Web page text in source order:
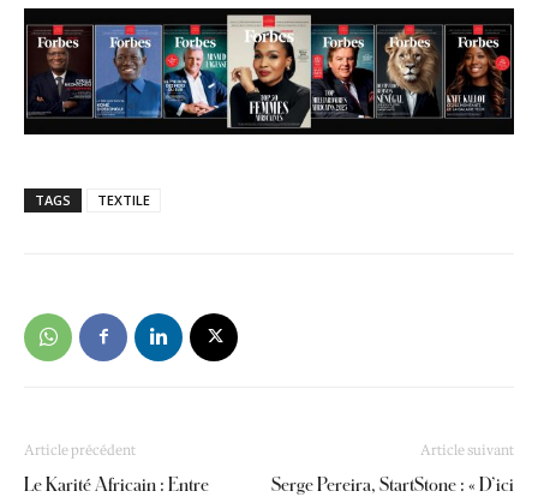
TAGS TEXTILE
Article précédent
Le Karité Africain : Entre
Article suivant
Serge Pereira, StartStone : « D’ici